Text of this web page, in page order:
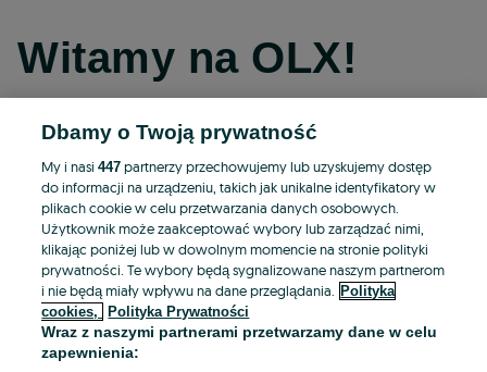
Witamy na OLX!
Kontynuuj przez Facebooka
Kontynuuj przez konto Apple
Kontynuuj przez konto Google
LUB
Dbamy o Twoją prywatność
My i nasi447 partnerzy przechowujemy lub uzyskujemy dostęp
do informacji na urządzeniu, takich jak unikalne identyfikatory w
plikach cookie w celu przetwarzania danych osobowych.
Użytkownik może zaakceptować wybory lub zarządzać nimi,
klikając poniżej lub w dowolnym momencie na stronie polityki
prywatności. Te wybory będą sygnalizowane naszym partnerom
i nie będą miały wpływu na dane przeglądania.
Polityka
cookies,
Polityka Prywatności
Wraz z naszymi partnerami przetwarzamy dane w celu
zapewnienia: